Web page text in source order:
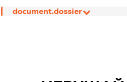
document.dossier